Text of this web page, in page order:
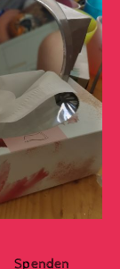
Spenden